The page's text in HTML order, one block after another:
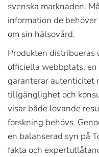
svenska marknaden.
information de
om sin hälsovård.
Produkten
officiella webbplats,
garanterar autenticitet
tillgänglighet och
visar både lovande
forskning behövs.
en balanserad syn på
fakta och